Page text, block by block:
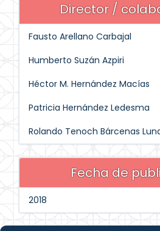
Director /
Fausto Arellano Carbajal
Humberto Suzán Azpiri
Héctor M. Hernández Macías
Patricia Hernández Ledesma
Rolando Tenoch Bárcenas
Fecha de
2018